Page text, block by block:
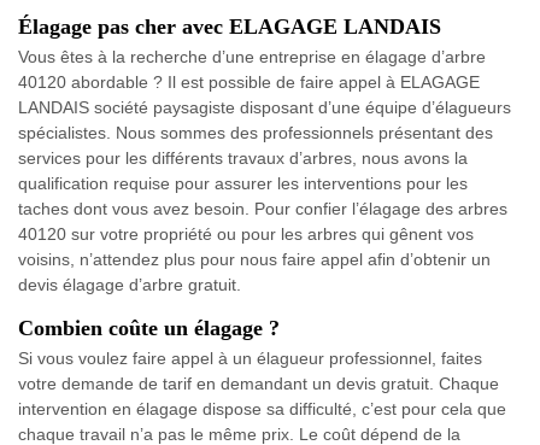
Élagage pas cher avec ELAGAGE LANDAIS
Vous êtes à la recherche d’une entreprise en élagage d’arbre
40120 abordable ? Il est possible de faire appel à ELAGAGE
LANDAIS société paysagiste disposant d’une équipe d’élagueurs
spécialistes. Nous sommes des professionnels présentant des
services pour les différents travaux d’arbres, nous avons la
qualification requise pour assurer les interventions pour les
taches dont vous avez besoin. Pour confier l’élagage des arbres
40120 sur votre propriété ou pour les arbres qui gênent vos
voisins, n’attendez plus pour nous faire appel afin d’obtenir un
devis élagage d’arbre gratuit.
Combien coûte un élagage ?
Si vous voulez faire appel à un élagueur professionnel, faites
votre demande de tarif en demandant un devis gratuit. Chaque
intervention en élagage dispose sa difficulté, c’est pour cela que
chaque travail n’a pas le même prix. Le coût dépend de la